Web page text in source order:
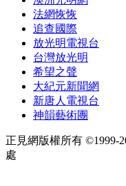
法網恢恢
追查國際
放光明電視台
台灣放光明
希望之聲
大紀元新聞網
新唐人電視台
神韻藝術團
正見網版權所有 ©1999-
處